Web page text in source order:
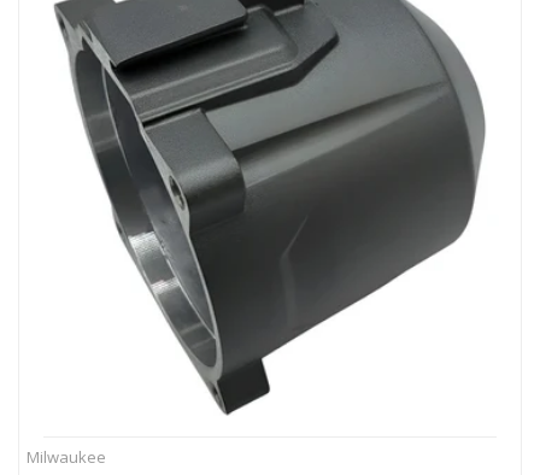
Milwaukee